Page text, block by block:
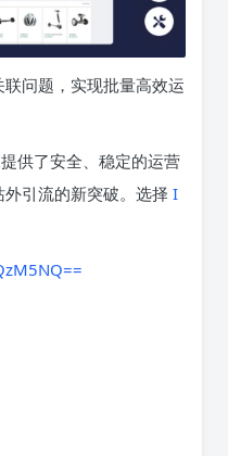
问题，实现批量高效运
供了安全、稳定的运营
引流的新突破。选择 I